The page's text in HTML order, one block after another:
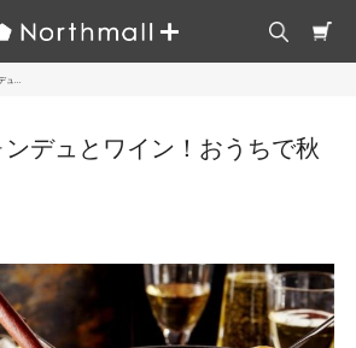
ュ...
デュとワイン！おうちで秋